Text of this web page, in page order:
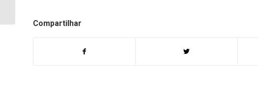
Compartilhar